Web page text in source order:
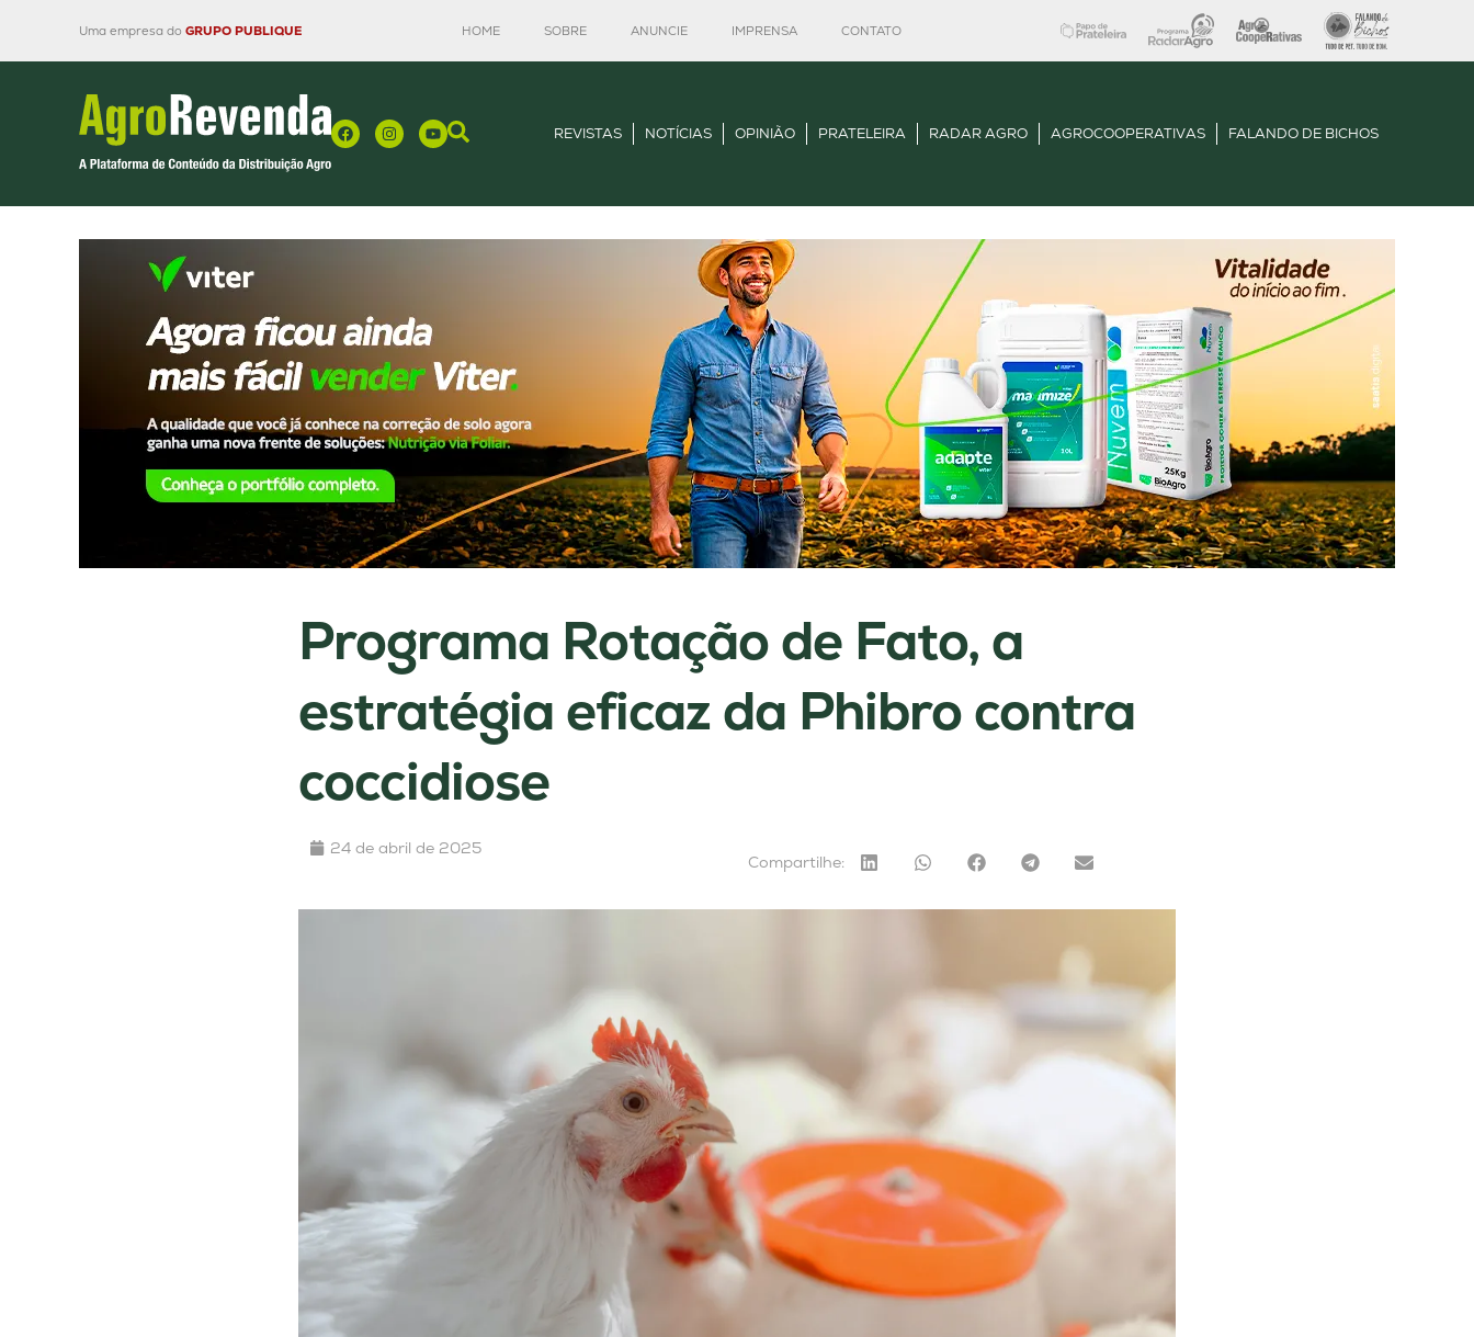
Uma empresa do GRUPO PUBLIQUE HOME SOBRE ANUNCIE IMPRENSA CONTATO
REVISTAS NOTÍCIAS OPINIÃO PRATELEIRA RADAR AGRO AGROCOOPERATIVAS FALANDO DE BICHOS
Programa Rotação de Fato, a
estratégia eficaz da Phibro contra
coccidiose
24 de abril de 2025
Compartilhe: